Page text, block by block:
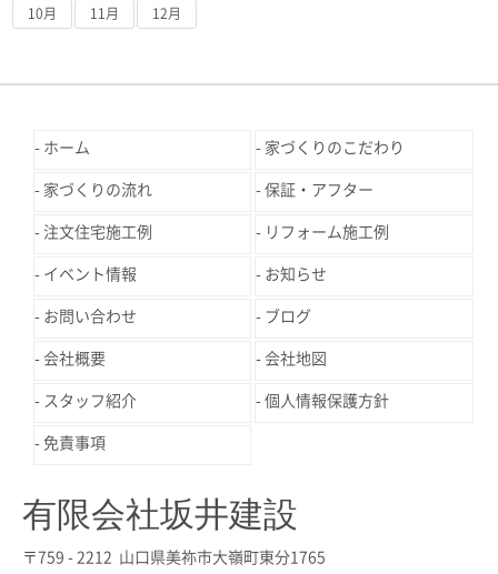
10月 11月 12月
ホーム 家づくりのこだわり
家づくりの流れ 保証・アフター
注文住宅施工例 リフォーム施工例
イベント情報 お知らせ
お問い合わせ ブログ
会社概要 会社地図
スタッフ紹介 個人情報保護方針
免責事項
有限会社坂井建設
〒759 - 2212 山口県美祢市大嶺町東分1765